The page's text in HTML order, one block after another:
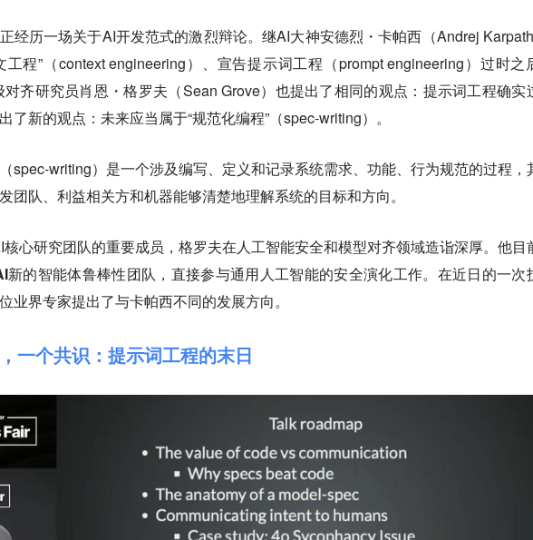
经历一场关于AI开发范式的激烈辩论。继AI大神安德烈・卡帕西（Andrej
工程”（context engineering）、宣告提示词工程（prompt engineering）过时之
对齐研究员肖恩・格罗夫（Sean Grove）也提出了相同的观点：提示词工程确实
了新的观点：未来应当属于“规范化编程”（spec-writing）。
spec-writing）是一个涉及编写、定义和记录系统需求、功能、行为规范的过程，
团队、利益相关方和机器能够清楚地理解系统的目标和方向。
心研究团队的重要成员，格罗夫在人工智能安全和模型对齐领域造诣深厚。他目
新的智能体鲁棒性团队 ，直接参与通用人工智能的安全演化工作。在近日的一次
业界专家提出了与卡帕西不同的发展方向。
一个共识：提示词工程的末日